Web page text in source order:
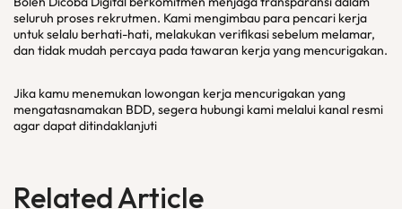
seluruh proses rekrutmen. Kami mengimbau para pencari kerja
untuk selalu berhati-hati, melakukan verifikasi sebelum melamar,
dan tidak mudah percaya pada tawaran kerja yang mencurigakan.
Jika kamu menemukan lowongan kerja mencurigakan yang
mengatasnamakan BDD, segera hubungi kami melalui kanal resmi
agar dapat ditindaklanjuti
Related Article